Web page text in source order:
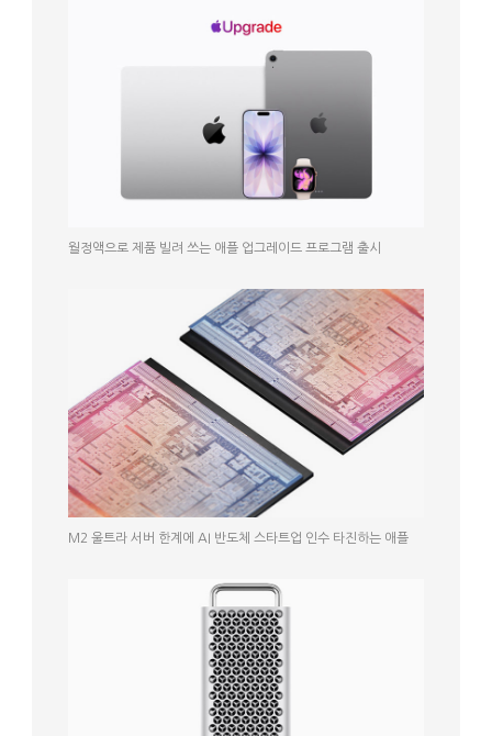
월정액으로 제품 빌려 쓰는 애플 업그레이드 프로그램 출시
M2 울트라 서버 한계에 AI 반도체 스타트업 인수 타진하는 애플